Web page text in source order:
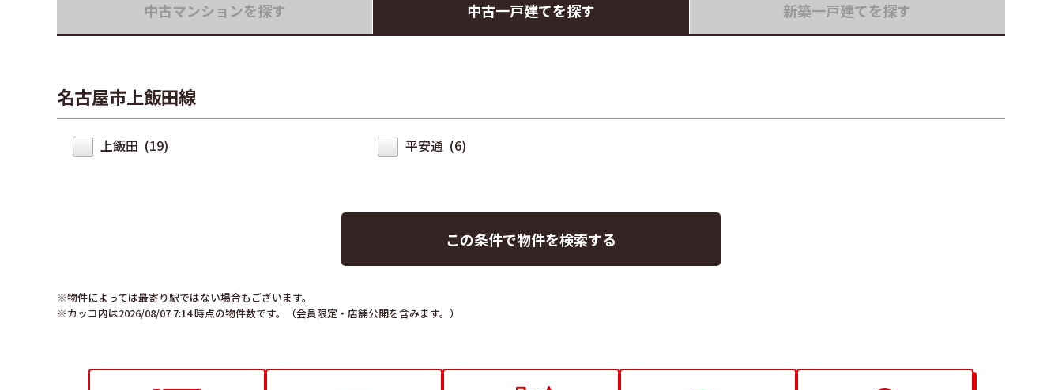
中古マンションを探す 中古一戸建てを探す 新築一戸建てを探す
名古屋市上飯田線
上飯田 (19) 平安通 (6)
※物件によっては最寄り駅ではない場合もございます。
※カッコ内は2026/08/07 7:14 時点の物件数です。（会員限定・店舗公開を含みます。）